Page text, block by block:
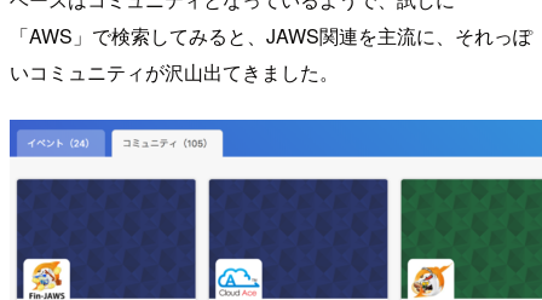
「AWS」で検索してみると、JAWS関連を主流に、それっぽ
いコミュニティが沢山出てきました。